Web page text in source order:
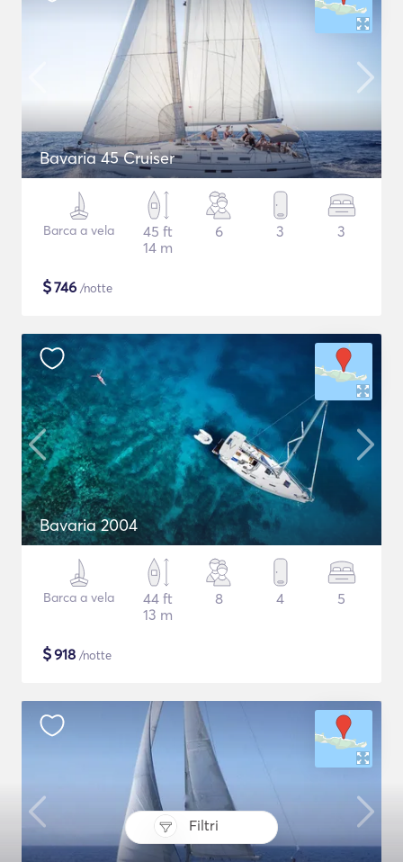
Filtri
Bavaria 45 Cruiser
Barca a vela
45 ft
14 m
6 3 3
$746 /notte
Bavaria 2004
Barca a vela
44 ft
13 m
8 4 5
$918 /notte